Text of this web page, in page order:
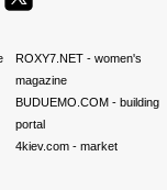
ROXY7.NET- women's
magazine
BUDUEMO.COM- building
portal
4kiev.com- market